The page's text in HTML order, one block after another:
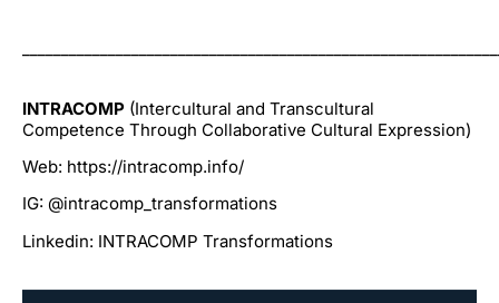
INTRACOMP (Intercultural and Transcultural
Competence Through Collaborative Cultural Expression)
Web: https://intracomp.info/
IG: @intracomp_transformations
Linkedin: INTRACOMP Transformations